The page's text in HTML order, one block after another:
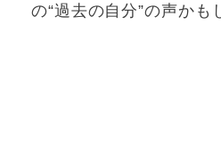
の“過去の自分”の声かも